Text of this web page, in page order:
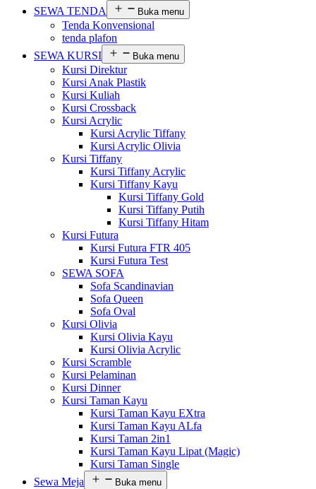
SEWA TENDA
Buka menu
Tenda Konvensional
tenda plafon
SEWA KURSI
Buka menu
Kursi Direktur
Kursi Anak Plastik
Kursi Kuliah
Kursi Crossback
Kursi Acrylic
Kursi Acrylic Tiffany
Kursi Acrylic Olivia
Kursi Tiffany
Kursi Tiffany Acrylic
Kursi Tiffany Kayu
Kursi Tiffany Gold
Kursi Tiffany Putih
Kursi Tiffany Hitam
Kursi Futura
Kursi Futura FTR 405
Kursi Futura Test
SEWA SOFA
Sofa Scandinavian
Sofa Queen
Sofa Oval
Kursi Olivia
Kursi Olivia Kayu
Kursi Olivia Acrylic
Kursi Scramble
Kursi Pelaminan
Kursi Dinner
Kursi Taman Kayu
Kursi Taman Kayu EXtra
Kursi Taman Kayu ALfa
Kursi Taman 2in1
Kursi Taman Kayu Lipat (Magic)
Kursi Taman Single
Sewa Meja
Buka menu